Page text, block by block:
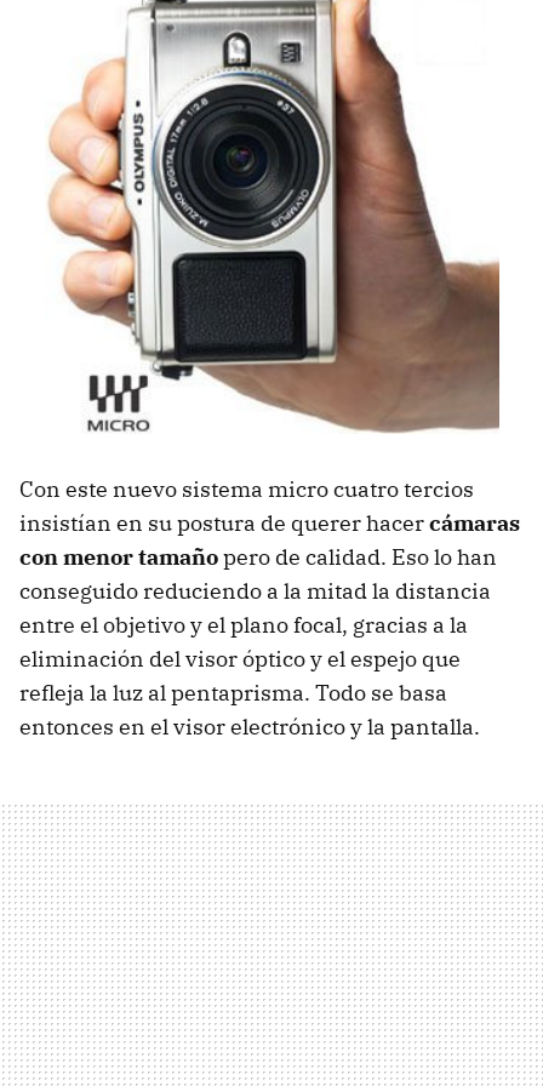
Con este nuevo sistema micro cuatro tercios
insistían en su postura de querer hacercámaras
con menor tamañopero de calidad. Eso lo han
conseguido reduciendo a la mitad la distancia
entre el objetivo y el plano focal, gracias a la
eliminación del visor óptico y el espejo que
refleja la luz al pentaprisma. Todo se basa
entonces en el visor electrónico y la pantalla.